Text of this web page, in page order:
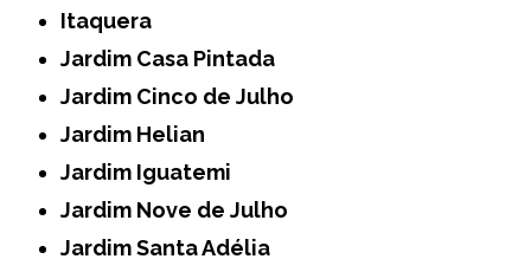
Itaquera
Jardim Casa Pintada
Jardim Cinco de Julho
Jardim Helian
Jardim Iguatemi
Jardim Nove de Julho
Jardim Santa Adélia